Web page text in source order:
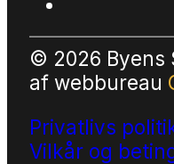
© 2026 Byens
af webbureau
Privatlivs
Vilkår og